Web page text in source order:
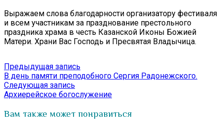
Выражаем слова благодарности организатору фестиваля
и всем участникам за празднование престольного
праздника храма в честь Казанской Иконы Божией
Матери. Храни Вас Господь и Пресвятая Владычица.
Навигация
по
записям
Предыдущая запись
запись:
В день памяти преподобного Сергия Радонежского.
Следующая запись
запись:
Архиерейское богослужение
Вам также может понравиться